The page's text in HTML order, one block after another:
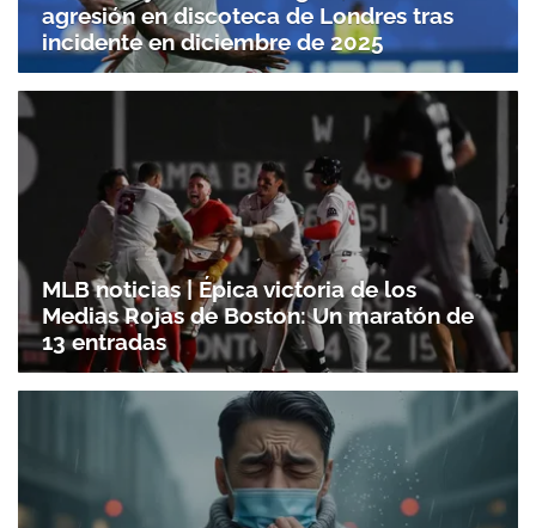
agresión en discoteca de Londres tras
incidente en diciembre de 2025
MLB noticias | Épica victoria de los
Medias Rojas de Boston: Un maratón de
13 entradas